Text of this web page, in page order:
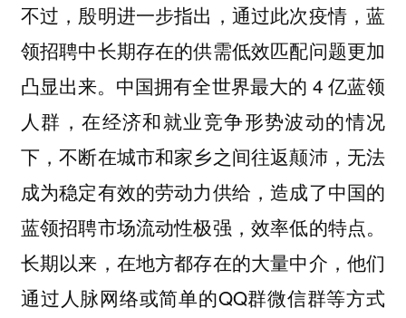
不过，殷明进一步指出，通过此次疫情，蓝
领招聘中长期存在的供需低效匹配问题更加
凸显出来。中国拥有全世界最大的 4 亿蓝领
人群，在经济和就业竞争形势波动的情况
下，不断在城市和家乡之间往返颠沛，无法
成为稳定有效的劳动力供给，造成了中国的
蓝领招聘市场流动性极强，效率低的特点。
长期以来，在地方都存在的大量中介，他们
通过人脉网络或简单的QQ群微信群等方式